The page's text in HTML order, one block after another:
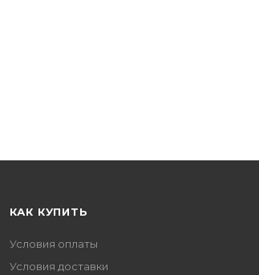
КАК КУПИТЬ
Условия оплаты
Условия доставки